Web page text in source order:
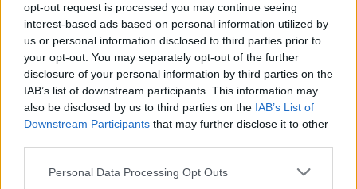
opt-out request is processed you may continue seeing
interest-based ads based on personal information utilized by
us or personal information disclosed to third parties prior to
your opt-out. You may separately opt-out of the further
disclosure of your personal information by third parties on the
IAB’s list of downstream participants. This information may
also be disclosed by us to third parties on the IAB’s List of
Downstream Participants that may further disclose it to other
Personal Data Processing Opt Outs
22:21
Χρήστος Δάντης: «Δεν περίμενα την αχαριστία, 22 χρόνια
μετά και συνάδελφοι προσπαθούν να ξεχάσουν ότι
έγραψα αυτό το τραγούδι»
22:14
Ξεκινούν τα δοκιμαστικά δρομολόγια της επέκτασης του
22:05